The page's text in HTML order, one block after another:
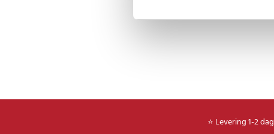
Article number:111837
⭐ Levering 1-2